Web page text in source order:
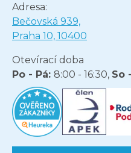
Adresa:
Bečovská 939,
Praha 10, 10400
Otevírací doba
Po - Pá: 8:00 - 16:30, So